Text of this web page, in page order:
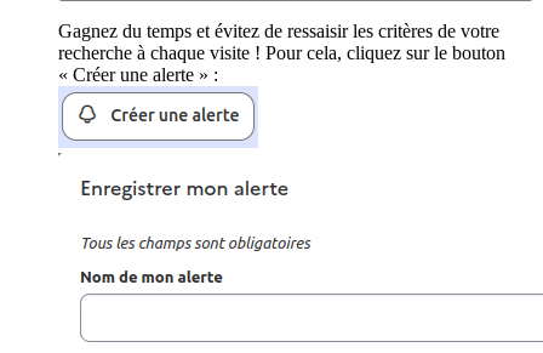
Gagnez du temps et évitez de ressaisir les critères de votre
recherche à chaque visite ! Pour cela, cliquez sur le bouton
« Créer une alerte » :